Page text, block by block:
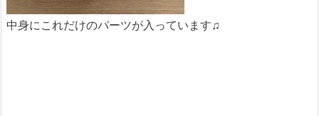
中身にこれだけのパーツが入っています♫